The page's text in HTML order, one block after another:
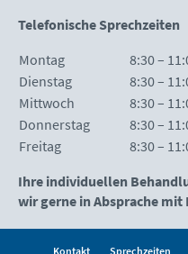
Telefonische Sprechzeiten
Montag
8:30 –
Dienstag
8:30 –
Mittwoch
8:30 –
Donnerstag
8:30 –
Freitag
8:30 –
Ihre individuellen
wir gerne in Absprache mit
Kontakt Sprechzeiten